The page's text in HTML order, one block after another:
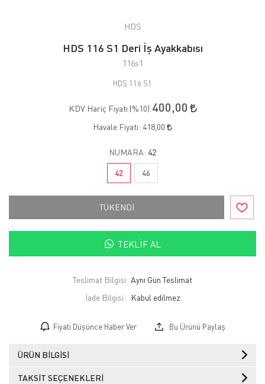
HDS
HDS 116 S1 Deri İş Ayakkabısı
116s1
HDS 116 S1
KDV Hariç Fiyatı (%10):400,00
Havale Fiyatı: 418,00
NUMARA: 42
42 46
TÜKENDİ
TEKLIF AL
Teslimat Bilgisi Aynı Gün Teslimat
İade Bilgisi:
Fiyatı Düşünce Haber Ver Bu Ürünü Paylaş
ÜRÜN BILGISI
TAKSIT SEÇENEKLERI